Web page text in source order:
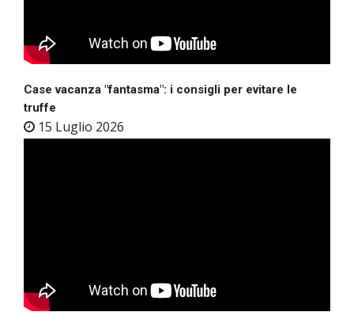
Case vacanza "fantasma": i consigli per evitare le
truffe
15 Luglio 2026